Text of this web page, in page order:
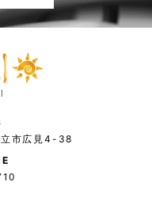
市広見4-38